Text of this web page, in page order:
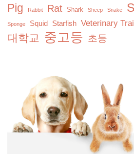
Pig Rabbit Rat Shark Sheep Snake
Sponge Squid Starfish Veterinary
대학교 중고등 초등